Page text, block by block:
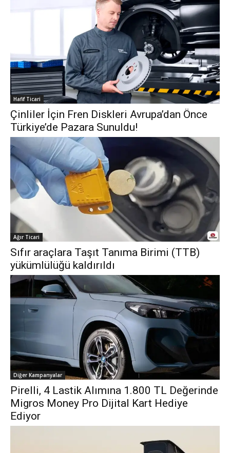
Hafif Ticari
Çinliler İçin Fren Diskleri Avrupa’dan Önce
Türkiye’de Pazara Sunuldu!
Ağır Ticari
Sıfır araçlara Taşıt Tanıma Birimi (TTB)
yükümlülüğü kaldırıldı
Diğer Kampanyalar
Pirelli, 4 Lastik Alımına 1.800 TL Değerinde
Migros Money Pro Dijital Kart Hediye
Ediyor